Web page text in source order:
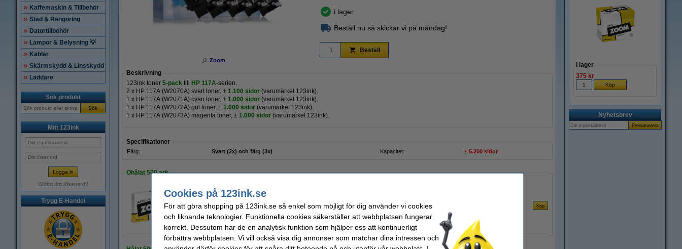
Kaffemaskin & Tillbehör
Städ & Rengöring
Datortillbehör
Lampor & Belysning 💡
Kablar
Skärmskydd & Linsskydd
Laddare
Sök produkt
Sök
Mitt 123ink
Glömt ditt lösenord?
Trygg E-Handel
Zoom
i lager
Beställ nu så skickar vi på måndag!
Beställ
Beskrivning
123ink toner 5-pack till HP 117A-serien.
2 x HP 117A (W2070A) svart toner, ± 1.100 sidor (varumärket 123ink).
1 x HP 117A (W2071A) cyan toner, ± 1.000 sidor (varumärket 123ink).
1 x HP 117A (W2072A) gul toner, ± 1.000 sidor (varumärket 123ink).
1 x HP 117A (W2073A) magenta toner, ± 1.000 sidor (varumärket 123ink).
Specifikationer
Färg: Svart (2x) och färg (3x) Kapacitet: ± 5.200 sidor
Ohålat 500 ark
80 kr
i lager
375 kr
Nyhetsbrev
Cookies på 123ink.se
För att göra shopping på 123ink.se så enkel som möjligt för dig använder vi cookies
och liknande teknologier. Funktionella cookies säkerställer att webbplatsen fungerar
korrekt. Dessutom har de en analytisk funktion som hjälper oss att kontinuerligt
förbättra webbplatsen. Vi vill också visa dig annonser som matchar dina intressen och